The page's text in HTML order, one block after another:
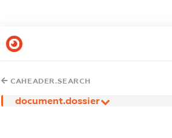
CAHEADER.SEARCH
document.dossier